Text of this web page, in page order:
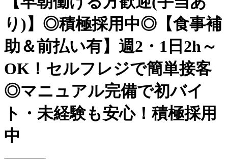
り)】◎積極採用中◎【食事補
助＆前払い有】週2・1日2h～
OK！セルフレジで簡単接客
◎マニュアル完備で初バイ
ト・未経験も安心！積極採用
中